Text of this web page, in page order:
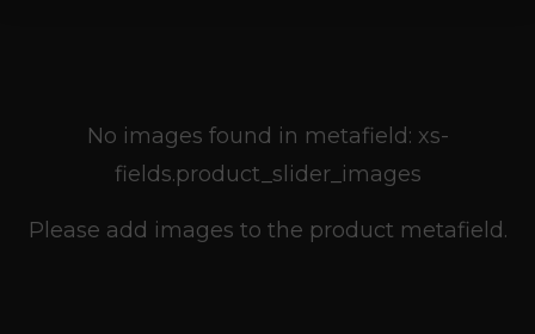
No images found in metafield: xs-
fields.product_slider_images
Please add images to the product metafield.